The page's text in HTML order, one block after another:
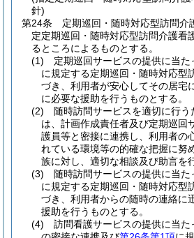
針)
第24条
定期巡回・随時対応型訪問介
定定期巡回・随時対応型訪問介護看
るところによるものとする。
(1)
定期巡回サービスの提供に当た
に規定する定期巡回・随時対応型
づき、利用者が安心してその居宅
に必要な援助を行うものとする。
(2)
随時訪問サービスを適切に行
は、計画作成責任者及び定期巡回
護員等と密接に連携し、利用者の
れている環境等の的確な把握に努
族に対し、適切な相談及び助言を
(3)
随時訪問サービスの提供に当た
に規定する定期巡回・随時対応型
づき、利用者からの随時の連絡に
援助を行うものとする。
(4)
訪問看護サービスの提供に当た